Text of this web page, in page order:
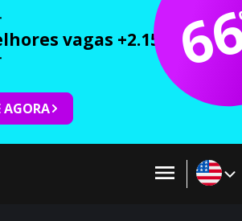
vagas +2.150 cursos
AGORA